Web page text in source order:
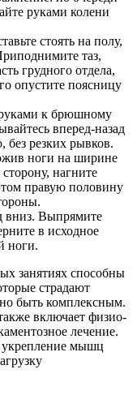
руками колени
стоять на полу,
таз,
грудного отдела,
опустите поясницу
к брюшному
вперед-назад
без резких рывков.
ноги на ширине
нагните
правую половину
вниз. Выпрямите
в исходное
ноги.
занятиях способны
страдают
быть комплексным.
включает физио-
лечение.
укрепление мышц